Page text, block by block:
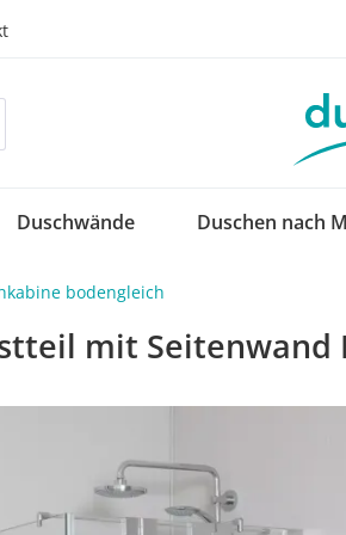
Duschwände Duschen nach
bodengleich
mit Seitenwand